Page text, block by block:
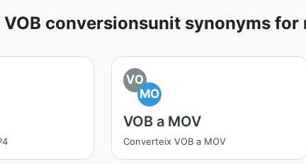
conversionsunit synonyms
VO
MO
VOB a MOV
Converteix VOB a MOV